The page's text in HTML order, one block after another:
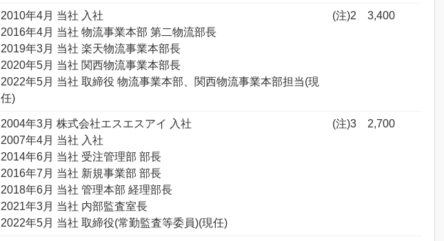
2010年4月 当社 入社
2016年4月 当社 物流事業本部 第二物流部長
2019年3月 当社 楽天物流事業本部長
2020年5月 当社 関西物流事業本部長
2022年5月 当社 取締役 物流事業本部、関西物流事業本部担当(現
任)
(注)2 3,400
2004年3月 株式会社エスエスアイ 入社
2007年4月 当社 入社
2014年6月 当社 受注管理部 部長
2016年7月 当社 新規事業部 部長
2018年6月 当社 管理本部 経理部長
2021年3月 当社 内部監査室長
2022年5月 当社 取締役(常勤監査等委員)(現任)
(注)3 2,700